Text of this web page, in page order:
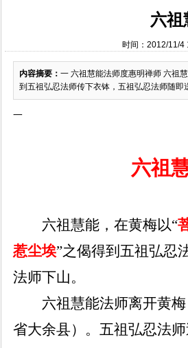
六祖
时间：2012/11/
内容摘要： 一 六祖慧能法师度惠明禅师 六祖
到五祖弘忍法师传下衣钵，五祖弘忍法师随
一
六祖
六祖慧能，在黄梅以“
惹尘埃”之偈得到五祖弘忍
法师下山。
六祖慧能法师离开黄
省大余县）。五祖弘忍法